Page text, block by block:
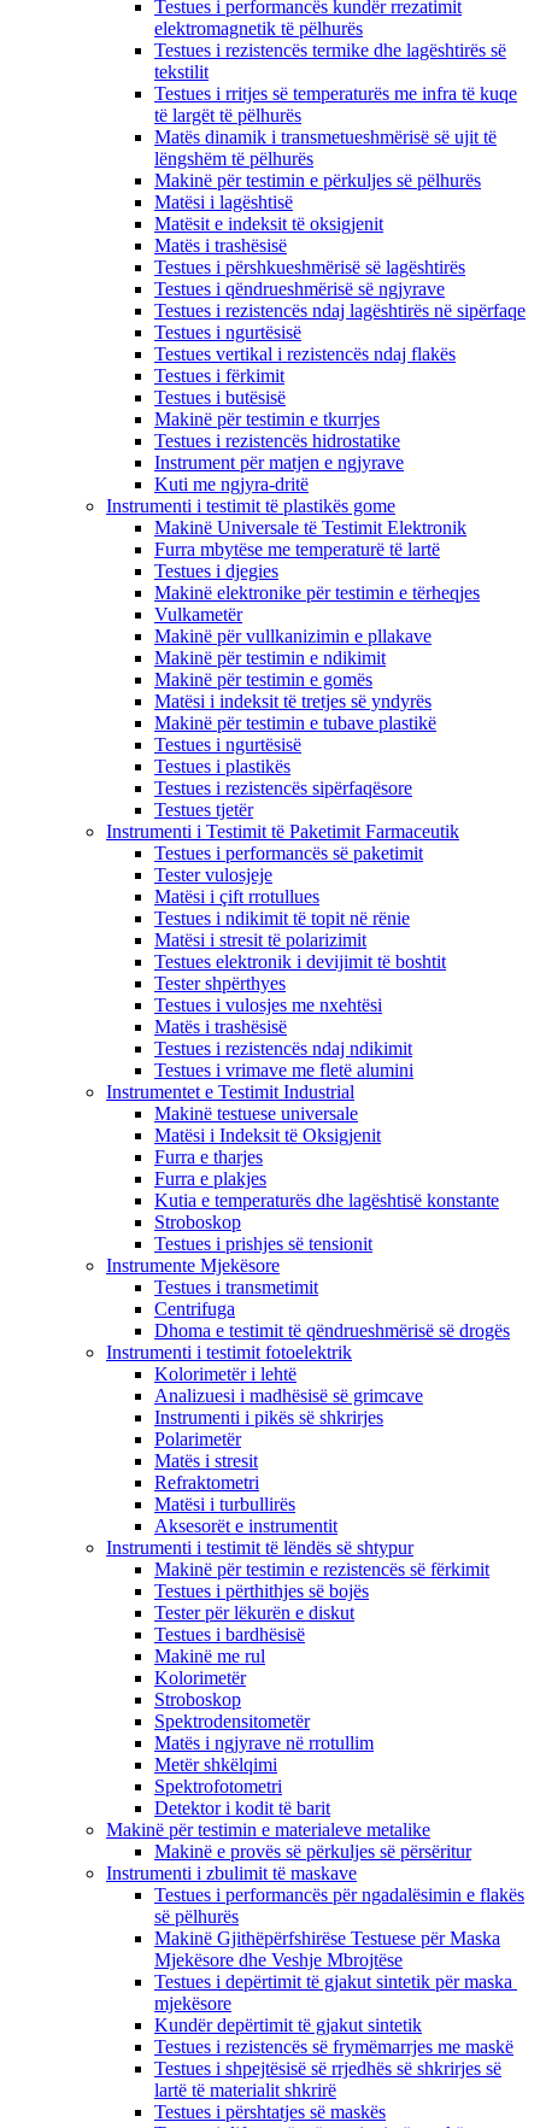
Testues i performancës kundër rrezatimit
elektromagnetik të pëlhurës
Testues i rezistencës termike dhe lagështirës së
tekstilit
Testues i rritjes së temperaturës me infra të kuqe
të largët të pëlhurës
Matës dinamik i transmetueshmërisë së ujit të
lëngshëm të pëlhurës
Makinë për testimin e përkuljes së pëlhurës
Matësi i lagështisë
Matësit e indeksit të oksigjenit
Matës i trashësisë
Testues i përshkueshmërisë së lagështirës
Testues i qëndrueshmërisë së ngjyrave
Testues i rezistencës ndaj lagështirës në sipërfaqe
Testues i ngurtësisë
Testues vertikal i rezistencës ndaj flakës
Testues i fërkimit
Testues i butësisë
Makinë për testimin e tkurrjes
Testues i rezistencës hidrostatike
Instrument për matjen e ngjyrave
Kuti me ngjyra-dritë
Instrumenti i testimit të plastikës gome
Makinë Universale të Testimit Elektronik
Furra mbytëse me temperaturë të lartë
Testues i djegies
Makinë elektronike për testimin e tërheqjes
Vulkametër
Makinë për vullkanizimin e pllakave
Makinë për testimin e ndikimit
Makinë për testimin e gomës
Matësi i indeksit të tretjes së yndyrës
Makinë për testimin e tubave plastikë
Testues i ngurtësisë
Testues i plastikës
Testues i rezistencës sipërfaqësore
Testues tjetër
Instrumenti i Testimit të Paketimit Farmaceutik
Testues i performancës së paketimit
Tester vulosjeje
Matësi i çift rrotullues
Testues i ndikimit të topit në rënie
Matësi i stresit të polarizimit
Testues elektronik i devijimit të boshtit
Tester shpërthyes
Testues i vulosjes me nxehtësi
Matës i trashësisë
Testues i rezistencës ndaj ndikimit
Testues i vrimave me fletë alumini
Instrumentet e Testimit Industrial
Makinë testuese universale
Matësi i Indeksit të Oksigjenit
Furra e tharjes
Furra e plakjes
Kutia e temperaturës dhe lagështisë konstante
Stroboskop
Testues i prishjes së tensionit
Instrumente Mjekësore
Testues i transmetimit
Centrifuga
Dhoma e testimit të qëndrueshmërisë së drogës
Instrumenti i testimit fotoelektrik
Kolorimetër i lehtë
Analizuesi i madhësisë së grimcave
Instrumenti i pikës së shkrirjes
Polarimetër
Matës i stresit
Refraktometri
Matësi i turbullirës
Aksesorët e instrumentit
Instrumenti i testimit të lëndës së shtypur
Makinë për testimin e rezistencës së fërkimit
Testues i përthithjes së bojës
Tester për lëkurën e diskut
Testues i bardhësisë
Makinë me rul
Kolorimetër
Stroboskop
Spektrodensitometër
Matës i ngjyrave në rrotullim
Metër shkëlqimi
Spektrofotometri
Detektor i kodit të barit
Makinë për testimin e materialeve metalike
Makinë e provës së përkuljes së përsëritur
Instrumenti i zbulimit të maskave
Testues i performancës për ngadalësimin e flakës
së pëlhurës
Makinë Gjithëpërfshirëse Testuese për Maska
Mjekësore dhe Veshje Mbrojtëse
Testues i depërtimit të gjakut sintetik për maska ​​
mjekësore
Kundër depërtimit të gjakut sintetik
Testues i rezistencës së frymëmarrjes me maskë
Testues i shpejtësisë së rrjedhës së shkrirjes së
lartë të materialit shkrirë
Testues i përshtatjes së maskës